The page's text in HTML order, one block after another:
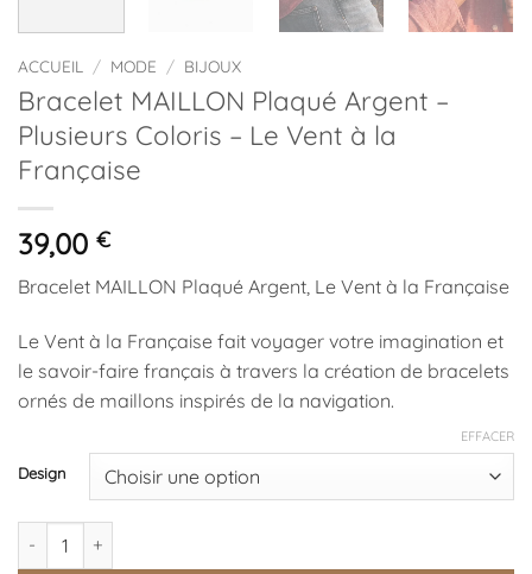
ACCUEIL / MODE / BIJOUX
Bracelet MAILLON Plaqué Argent –
Plusieurs Coloris – Le Vent à la
Française
39,00 €
Bracelet MAILLON Plaqué Argent, Le Vent à la Française
Le Vent à la Française fait voyager votre imagination et
le savoir-faire français à travers la création de bracelets
ornés de maillons inspirés de la navigation.
Design
EFFACER
quantité de Bracelet MAILLON Plaqué Argent - Plusieurs Coloris